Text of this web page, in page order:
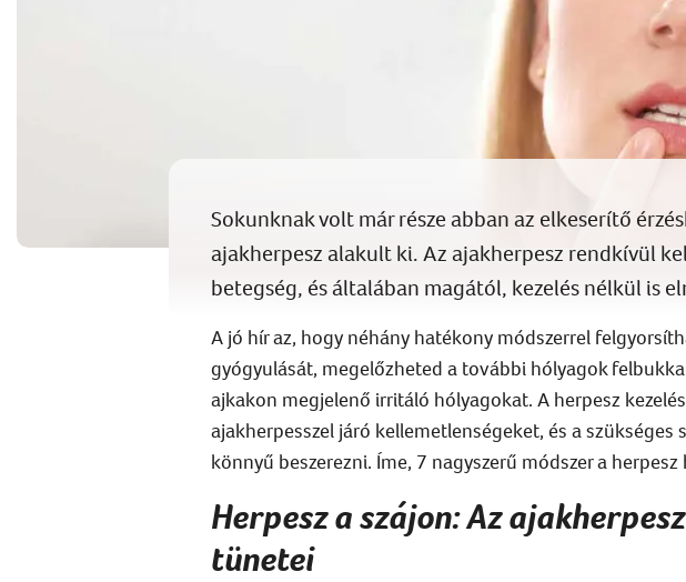
Sokunknak volt már része abban az elkeserítő
ajakherpesz alakult ki. Az ajakherpesz rendkívül
betegség, és általában magától, kezelés nélkül is
A jó hír az, hogy néhány hatékony módszerrel
gyógyulását, megelőzheted a további hólyagok
ajkakon megjelenő irritáló hólyagokat. A herpesz
ajakherpesszel járó kellemetlenségeket, és a szükséges
könnyű beszerezni. Íme, 7 nagyszerű módszer a herpesz
Herpesz a szájon: Az
tünetei